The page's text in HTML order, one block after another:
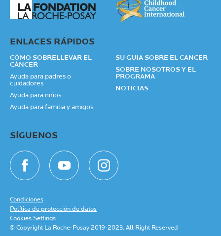
ENLACES RÁPIDOS
CÓMO SOBRELLEVAR EL
CÁNCER
Ayuda para padres o
cuidadores
Ayuda para niños
Ayuda para familia y amigos
SU GUIA SOBRE EL CANCER
SOBRE NOSOTROS Y EL
PROGRAMA
NOTICIAS
SÍGUENOS
Condiciones
Política de protección de datos
Cookies Settings
© Copyright La Roche-Posay 2019-2023. All Right Reserved